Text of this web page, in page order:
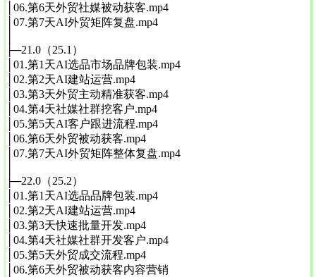
│06.第6天外贸社媒被动获客.mp4
│07.第7天AI外贸矩阵复盘.mp4
├─21.0（25.1）
│01.第1天AI选品市场品牌包装.mp4
│02.第2天AI建站运营.mp4
│03.第3天外贸主动精准获客.mp4
│04.第4天社媒社群挖客户.mp4
│05.第5天AI客户跟进流程.mp4
│06.第6天外贸被动获客.mp4
│07.第7天AI外贸矩阵整体复盘.mp4
├─22.0（25.2）
│01.第1天AI选品品牌包装.mp4
│02.第2天AI建站运营.mp4
│03.第3天快速批量开发.mp4
│04.第4天社媒社群开发客户.mp4
│05.第5天外贸成交流程.mp4
│06.第6天外贸被动获客内容营销